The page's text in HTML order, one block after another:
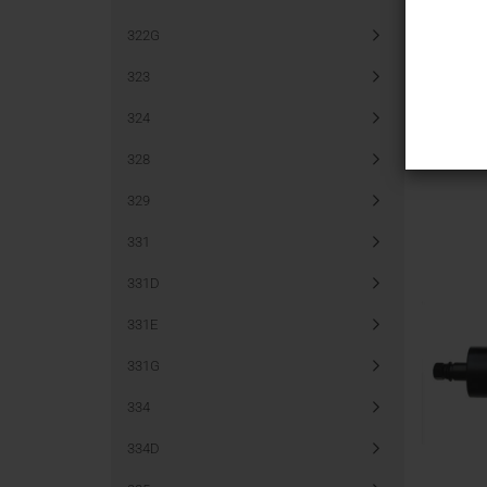
322G
323
324
328
329
331
331D
331E
331G
334
334D